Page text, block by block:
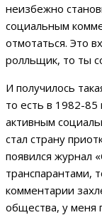
неизбежно
социальным
отмотаться. Это
ролльщик, то ты
И получилось
то есть в 1982-85
активным
стал страну
появился журнал
транспарантами,
комментарии
общества, у меня